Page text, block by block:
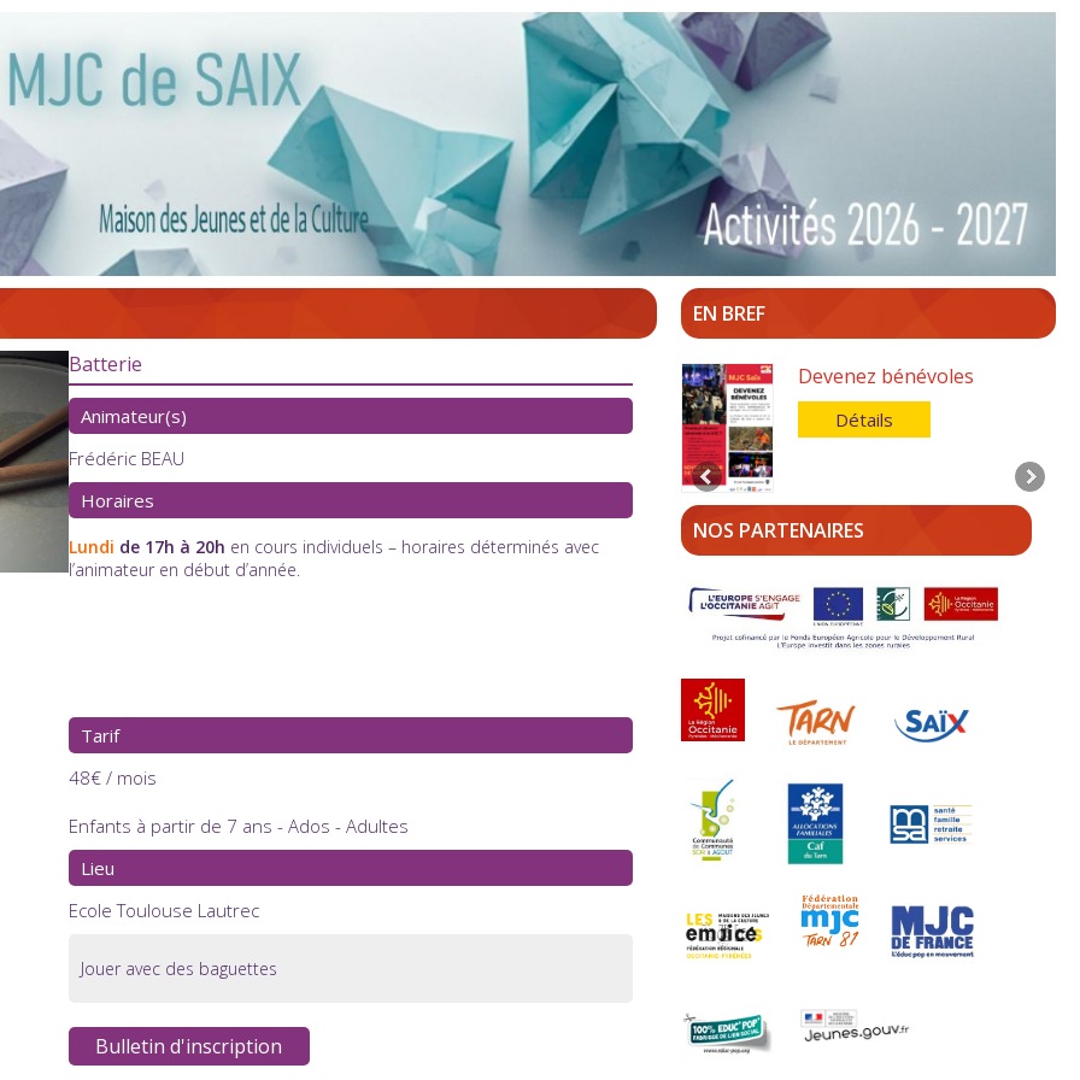
Batterie
Animateur(s)
Frédéric BEAU
Horaires
Lundi de 17h à 20h en cours individuels – horaires déterminés avec
l’animateur en début d’année.
Tarif
48€ / mois
Enfants à partir de 7 ans - Ados - Adultes
Lieu
Ecole Toulouse Lautrec
Jouer avec des baguettes
Bulletin d'inscription
EN BREF
Devenez bénévoles
Détails
NOS PARTENAIRES